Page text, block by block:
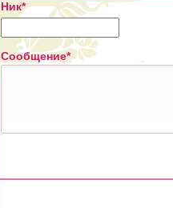
Ник*
Сообщение*